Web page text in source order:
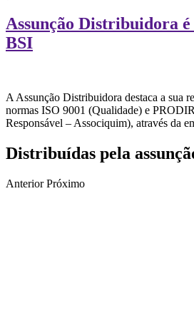
Assunção Distribuidora
BSI
A Assunção Distribuidora destaca a sua
normas ISO 9001 (Qualidade) e
Responsável – Associquim), através da
Distribuídas pela
Anterior Próximo